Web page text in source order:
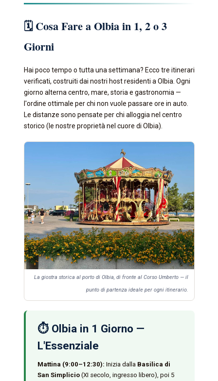
🗓️ Cosa Fare a Olbia in 1, 2 o 3
Giorni
Hai poco tempo o tutta una settimana? Ecco tre itinerari
verificati, costruiti dai nostri host residenti a Olbia. Ogni
giorno alterna centro, mare, storia e gastronomia —
l'ordine ottimale per chi non vuole passare ore in auto.
Le distanze sono pensate per chi alloggia nel centro
storico (le nostre proprietà nel cuore di Olbia).
La giostra storica al porto di Olbia, di fronte al Corso Umberto — il
punto di partenza ideale per ogni itinerario.
⏱️ Olbia in 1 Giorno —
L'Essenziale
Mattina (9:00–12:30): Inizia dalla Basilica di
San Simplicio(XI secolo, ingresso libero), poi 5